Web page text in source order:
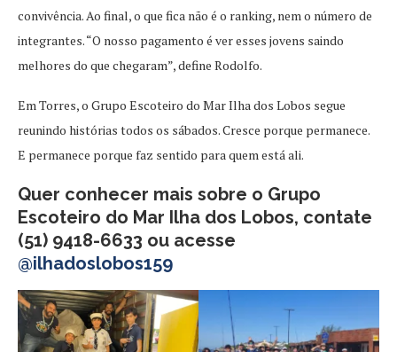
convivência. Ao final, o que fica não é o ranking, nem o número de
integrantes. “O nosso pagamento é ver esses jovens saindo
melhores do que chegaram”, define Rodolfo.
Em Torres, o Grupo Escoteiro do Mar Ilha dos Lobos segue
reunindo histórias todos os sábados. Cresce porque permanece.
E permanece porque faz sentido para quem está ali.
Quer conhecer mais sobre o Grupo
Escoteiro do Mar Ilha dos Lobos, contate
(51) 9418-6633 ou acesse
@ilhadoslobos159